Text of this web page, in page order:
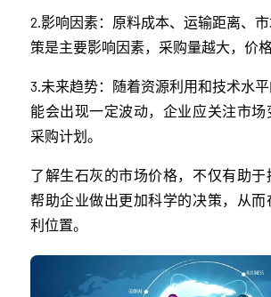
2.影响因素：原料成本、运输距离、
策是主要影响因素，采购量越大，价格
3.未来趋势：随着资源利用和技术水
能会出现一定波动，企业应关注市
采购计划。
了解生石灰的市场价格，不仅有助
帮助企业做出更加科学的决策，从而
利位置。